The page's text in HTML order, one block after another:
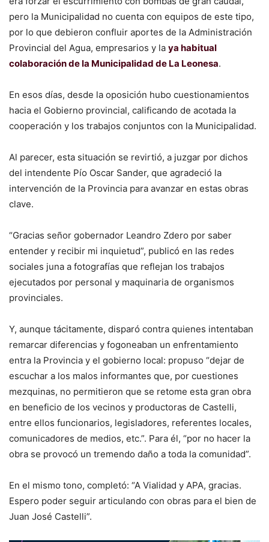
pero la Municipalidad no cuenta con equipos de este tipo,
por lo que debieron confluir aportes de la Administración
Provincial del Agua, empresarios y la ya habitual
colaboración de la Municipalidad de La Leonesa.
En esos días, desde la oposición hubo cuestionamientos
hacia el Gobierno provincial, calificando de acotada la
cooperación y los trabajos conjuntos con la Municipalidad.
Al parecer, esta situación se revirtió, a juzgar por dichos
del intendente Pío Oscar Sander, que agradeció la
intervención de la Provincia para avanzar en estas obras
clave.
“Gracias señor gobernador Leandro Zdero por saber
entender y recibir mi inquietud”, publicó en las redes
sociales juna a fotografías que reflejan los trabajos
ejecutados por personal y maquinaria de organismos
provinciales.
Y, aunque tácitamente, disparó contra quienes intentaban
remarcar diferencias y fogoneaban un enfrentamiento
entra la Provincia y el gobierno local: propuso “dejar de
escuchar a los malos informantes que, por cuestiones
mezquinas, no permitieron que se retome esta gran obra
en beneficio de los vecinos y productoras de Castelli,
entre ellos funcionarios, legisladores, referentes locales,
comunicadores de medios, etc.”. Para él, “por no hacer la
obra se provocó un tremendo daño a toda la comunidad”.
En el mismo tono, completó: “A Vialidad y APA, gracias.
Espero poder seguir articulando con obras para el bien de
Juan José Castelli”.